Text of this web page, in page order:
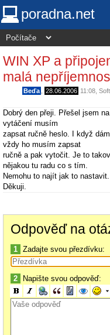
poradna.net
WIN XP a
malá
Beďa 28.06.2006 11:08
Dobrý den přeji. Přešel jsem
vytáčení musím
zapsat ručně heslo. I když
vždy ho musím zapsat
ručně a pak vytočit. Je to
nějakou tu radu co s tím.
Nemohu to najít jak to nastavit.
Děkuji.
Odpověď na
1 Zadajte svou přezdívku:
2 Napište svou odpověď: